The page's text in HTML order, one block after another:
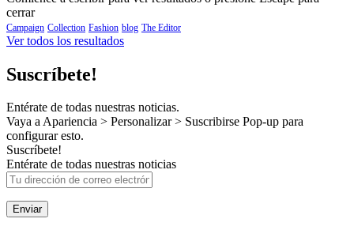
cerrar
Campaign Collection Fashion blog The Editor
Ver todos los resultados
Suscríbete!
Entérate de todas nuestras noticias.
Vaya a Apariencia > Personalizar > Suscribirse Pop-up para
configurar esto.
Suscríbete!
Entérate de todas nuestras noticias